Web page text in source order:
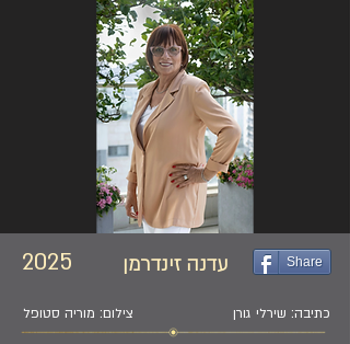
2025 Share עדנה זינדרמן
צילום: מוריה סטופל כתיבה: שירלי גורן